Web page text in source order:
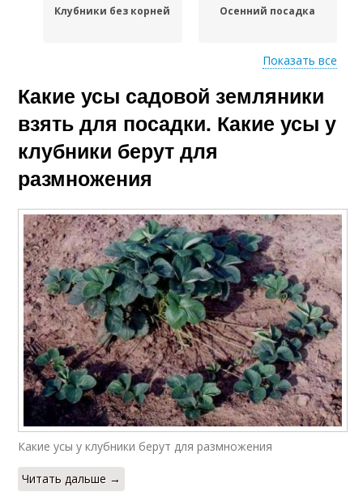
Клубники без корней Осенний посадка
Клубники на новое
место
Весенний посадка
Места для посадки
Показать все
Какие усы садовой земляники
взять для посадки. Какие усы у
клубники берут для
размножения
Какие усы у клубники берут для размножения
Читать дальше →